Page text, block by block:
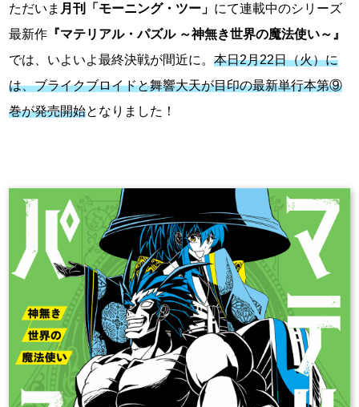
ただいま 月刊「モーニング・ツー」 にて連載中のシリーズ
最新作 『マテリアル・パズル ～神無き世界の魔法使い～』
では、いよいよ最終決戦が間近に。本日2月22日（火）に
は、ブライクブロイドと舞響大天が目印の最新単行本第⑨
巻が発売開始となりました！